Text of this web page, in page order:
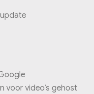
voor video’s gehost